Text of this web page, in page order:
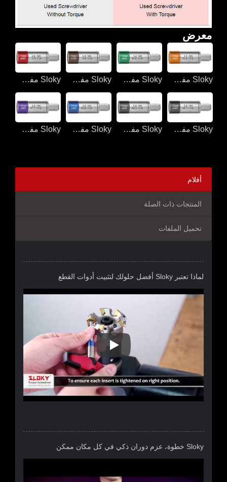
معرض
Sloky مفك عزم الدوران لتشغيل وتفريز CNC Sloky مفك عزم الدوران لتشغيل وتفريز CNC Sloky مفك عزم الدوران لتشغيل وتفريز CNC Sloky مفك عزم الدوران لتشغيل وتفريز CNC
Sloky مفك عزم الدوران لتشغيل وتفريز CNC Sloky مفك عزم الدوران لتشغيل وتفريز CNC Sloky مفك عزم الدوران لتشغيل وتفريز CNC Sloky مفك عزم الدوران لتشغيل وتفريز CNC
أفلام
المنتجات ذات الصلة
تحميل الملفات
لماذا تعتبر Sloky أفضل حلولك لتثبيت أدوات القطع
لماذا تعتبر Sloky أفضل حلولك لتثبيت أدوات القطع
Sloky خطوة، عزم دوران ذكي في كل مكان ممكن